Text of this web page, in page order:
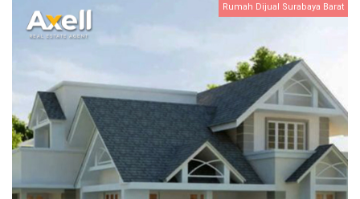
Rumah Dijual Surabaya Barat